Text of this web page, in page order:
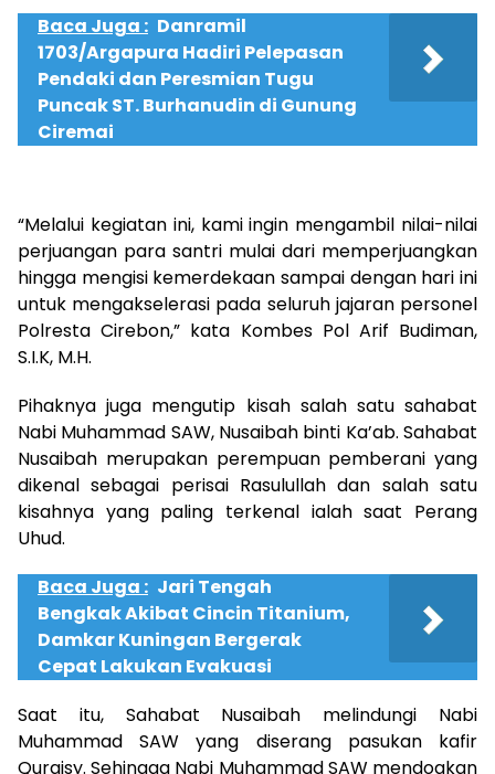
Baca Juga : Danramil
1703/Argapura Hadiri Pelepasan
Pendaki dan Peresmian Tugu
Puncak ST. Burhanudin di Gunung
Ciremai
“Melalui kegiatan ini, kami ingin mengambil nilai-nilai
perjuangan para santri mulai dari memperjuangkan
hingga mengisi kemerdekaan sampai dengan hari ini
untuk mengakselerasi pada seluruh jajaran personel
Polresta Cirebon,” kata Kombes Pol Arif Budiman,
S.I.K, M.H.
Pihaknya juga mengutip kisah salah satu sahabat
Nabi Muhammad SAW, Nusaibah binti Ka’ab. Sahabat
Nusaibah merupakan perempuan pemberani yang
dikenal sebagai perisai Rasulullah dan salah satu
kisahnya yang paling terkenal ialah saat Perang
Uhud.
Baca Juga : Jari Tengah
Bengkak Akibat Cincin Titanium,
Damkar Kuningan Bergerak
Cepat Lakukan Evakuasi
Saat itu, Sahabat Nusaibah melindungi Nabi
Muhammad SAW yang diserang pasukan kafir
Quraisy. Sehingga Nabi Muhammad SAW mendoakan